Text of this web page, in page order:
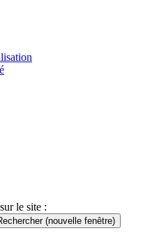
le site :
(nouvelle fenêtre)